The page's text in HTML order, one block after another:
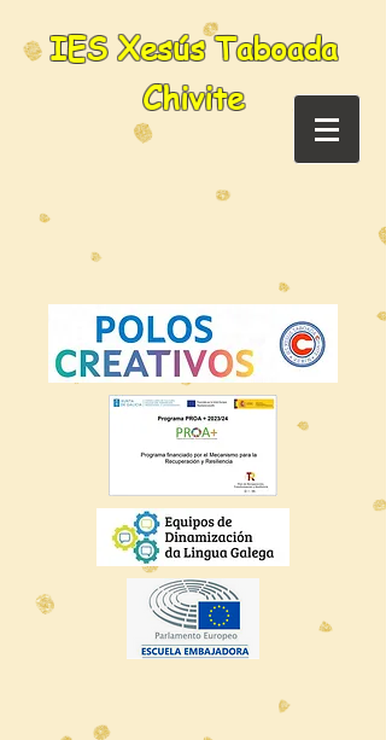
IES Xesús Taboada
Chivite